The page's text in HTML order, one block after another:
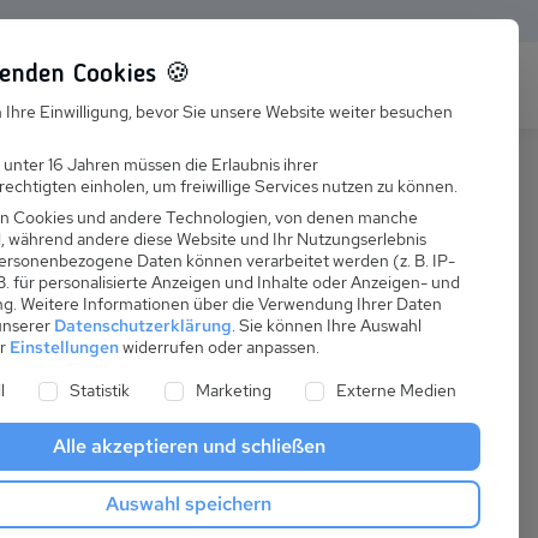
Suchen
Karriere
Ausbildung
ab
pro Nacht
Anreise
Cookies 🍪
Einwilligung, bevor Sie unsere Website weiter besuchen
16 Jahren müssen die Erlaubnis ihrer
einholen, um freiwillige Services nutzen zu können.
Cookies und andere Technologien, von denen manche
während andere diese Website und Ihr Nutzungserlebnis
Daten können verarbeitet werden (z. B. IP-
für personalisierte Anzeigen und Inhalte oder Anzeigen- und
Weitere Informationen über die Verwendung Ihrer Daten
Datenschutzerklärung. Sie können Ihre Auswahl
Einstellungenwiderrufen oder anpassen.
Liste der Service-Gruppen, für die eine Einwilligung
Statistik Marketing Externe Medien
Alle akzeptieren und schließen
Auswahl speichern